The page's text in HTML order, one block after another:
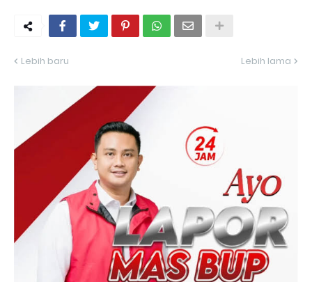
Lebih baru Lebih lama